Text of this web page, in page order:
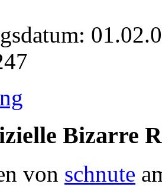
Bizarre
von schnute